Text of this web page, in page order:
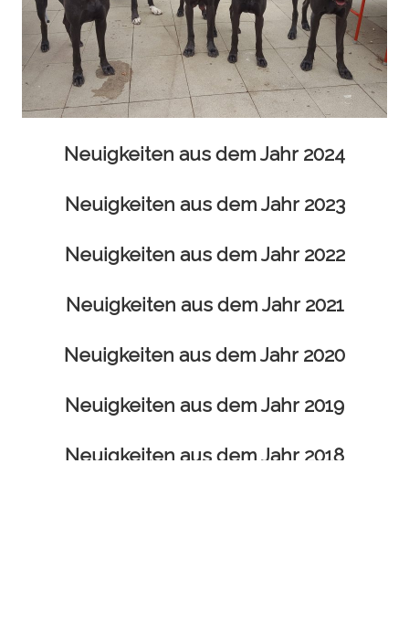
Neuigkeiten aus dem Jahr 2024
Neuigkeiten aus dem Jahr 2023
Neuigkeiten aus dem Jahr 2022
Neuigkeiten aus dem Jahr 2021
Neuigkeiten aus dem Jahr 2020
Neuigkeiten aus dem Jahr 2019
Neuigkeiten aus dem Jahr 2018